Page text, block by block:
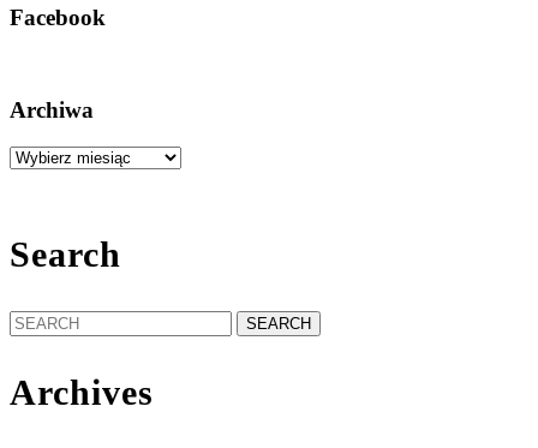
Facebook
Archiwa
Archiwa
Search
Search
for:
Archives